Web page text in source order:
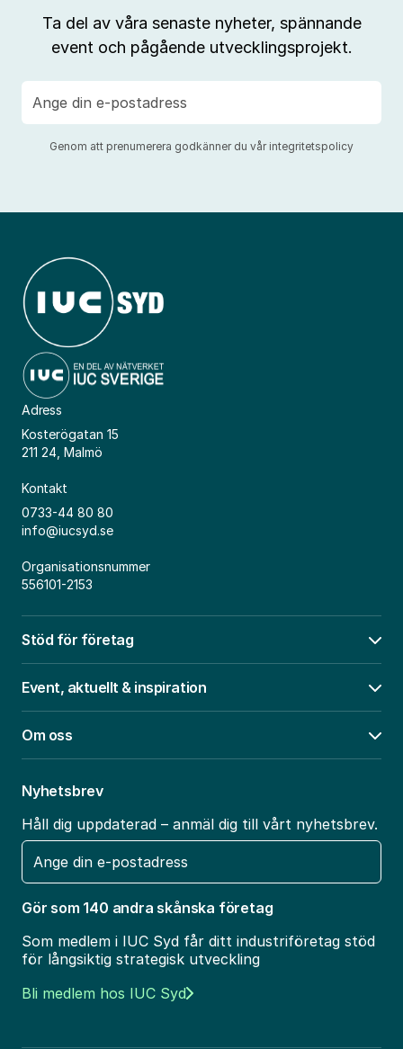
Ta del av våra senaste nyheter, spännande
event och pågående utvecklingsprojekt.
post
Genom att prenumerera godkänner du vår integritetspolicy
Adress
Kosterögatan 15
211 24, Malmö
Kontakt
0733-44 80 80
info@iucsyd.se
Organisationsnummer
556101-2153
Stöd för företag
Event, aktuellt & inspiration
Om oss
Nyhetsbrev
Håll dig uppdaterad – anmäl dig till vårt nyhetsbrev.
E-
post
Gör som 140 andra skånska företag
Som medlem i IUC Syd får ditt industriföretag stöd
för långsiktig strategisk utveckling
Bli medlem hos IUC Syd